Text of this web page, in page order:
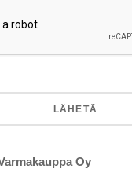
Oy